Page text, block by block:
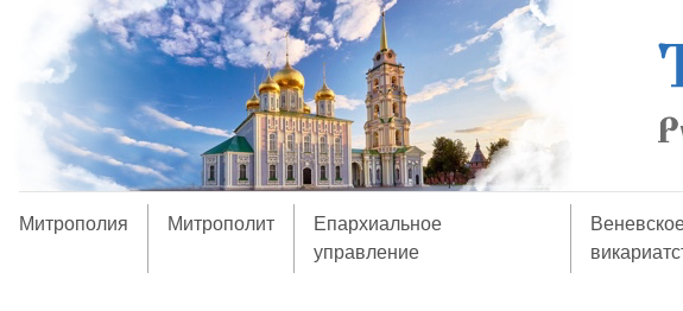
Митрополия Митрополит
Епархиальное
управление